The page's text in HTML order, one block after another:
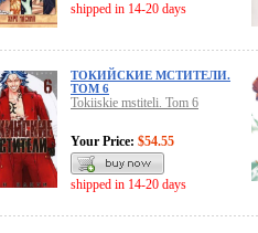
shipped in 14-20 days
ТОКИЙСКИЕ МСТИТЕЛИ.
ТОМ 6
Tokiiskie mstiteli. Tom 6
Your Price: $54.55
shipped in 14-20 days